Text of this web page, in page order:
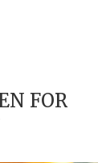
FOR